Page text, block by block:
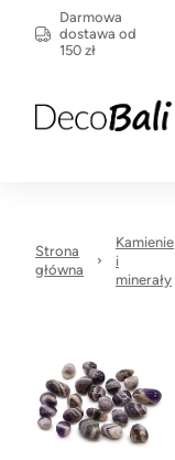
Darmowa
dostawa od
150 zł
Strona
główna
Kamienie
i
minerały